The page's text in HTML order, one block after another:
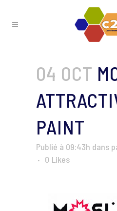
04 OCT
PAINT
Publié à 09:43h dans
0 Likes